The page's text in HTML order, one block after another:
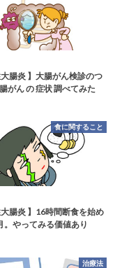
大腸炎 】大腸がん検診のつ
がん の 症状 調べてみた
食に関すること
大腸炎 】16時間断食を始め
。やってみる価値あり
治療法